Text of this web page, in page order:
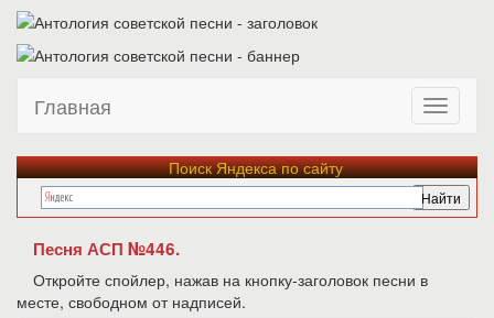
Главная
Поиск Яндекса по сайту
Песня АСП №446.
Откройте спойлер, нажав на кнопку-заголовок песни в
месте, свободном от надписей.